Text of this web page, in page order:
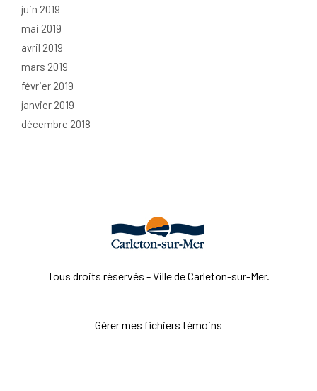
juin 2019
mai 2019
avril 2019
mars 2019
février 2019
janvier 2019
décembre 2018
Tous droits réservés - Ville de Carleton-sur-Mer.
Gérer mes fichiers témoins